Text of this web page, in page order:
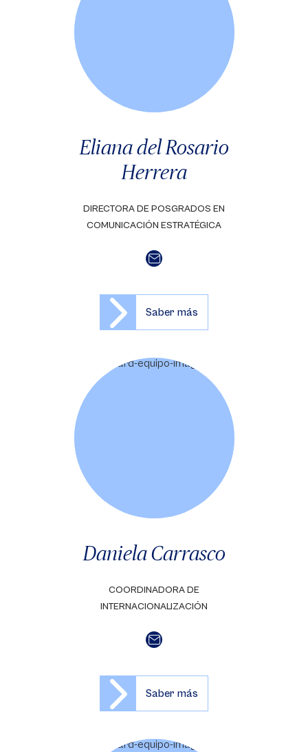
Eliana del Rosario
Herrera
DIRECTORA DE POSGRADOS EN
COMUNICACIÓN ESTRATÉGICA
Saber más
Daniela Carrasco
COORDINADORA DE
INTERNACIONALIZACIÓN
Saber más